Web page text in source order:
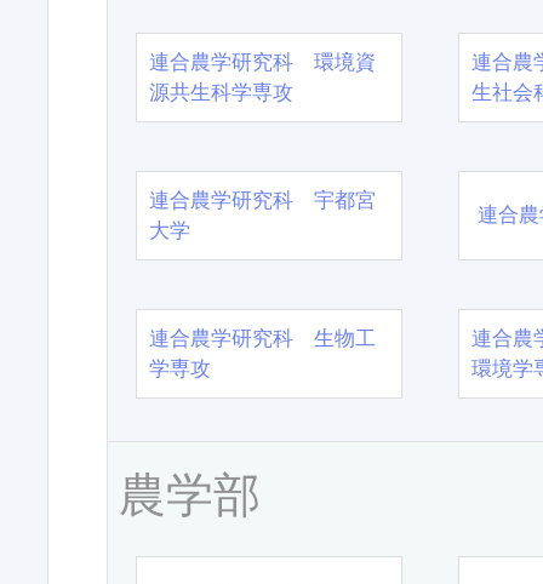
連合農学研究科 環境資
源共生科学専攻
連合農
生社会
連合農学研究科 宇都宮
大学
連合
連合農学研究科 生物工
学専攻
連合農
環境学
農学部